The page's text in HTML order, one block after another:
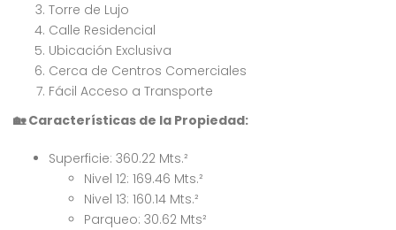
Torre de Lujo
Calle Residencial
Ubicación Exclusiva
Cerca de Centros Comerciales
Fácil Acceso a Transporte
🏡Características de la Propiedad:
Superficie: 360.22 Mts.²
Nivel 12: 169.46 Mts.²
Nivel 13: 160.14 Mts.²
Parqueo: 30.62 Mts²
Venta Apartamento Residencial Amalia
Don Paco III, Santo Domingo Este, República Dominicana
RD$$10,000,000
Crisfer Punta Cana, Calle Edgar Allan Poe, Punta Cana, República Dominicana